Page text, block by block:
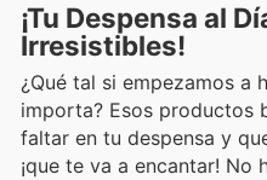
¡Tu Despensa al
Irresistibles!
¿Qué tal si empezamos a
importa? Esos productos
faltar en tu despensa y
¡que te va a encantar! No